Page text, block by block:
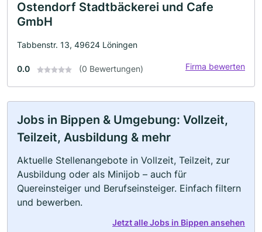
Ostendorf Stadtbäckerei und Cafe
GmbH
Tabbenstr. 13, 49624 Löningen
0.0 (0 Bewertungen) Firma bewerten
Jobs in Bippen & Umgebung: Vollzeit,
Teilzeit, Ausbildung & mehr
Aktuelle Stellenangebote in Vollzeit, Teilzeit, zur
Ausbildung oder als Minijob – auch für
Quereinsteiger und Berufseinsteiger. Einfach filtern
und bewerben.
Jetzt alle Jobs in Bippen ansehen